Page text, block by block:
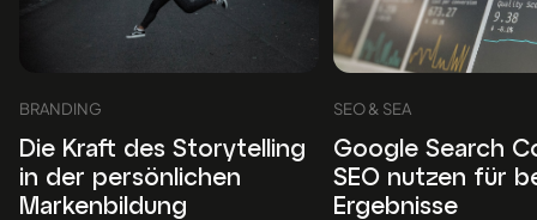
BRANDING
Die Kraft des Storytelling
in der persönlichen
Markenbildung
SEO & SEA
Google Search
SEO nutzen für
Ergebnisse